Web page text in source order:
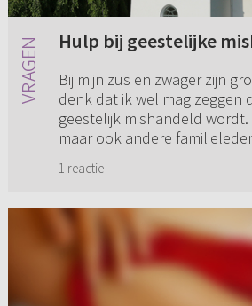
Hulp bij geestelijke
Bij mijn zus en zwager zijn
denk dat ik wel mag zeggen
geestelijk mishandeld wordt.
maar ook andere
1 reactie